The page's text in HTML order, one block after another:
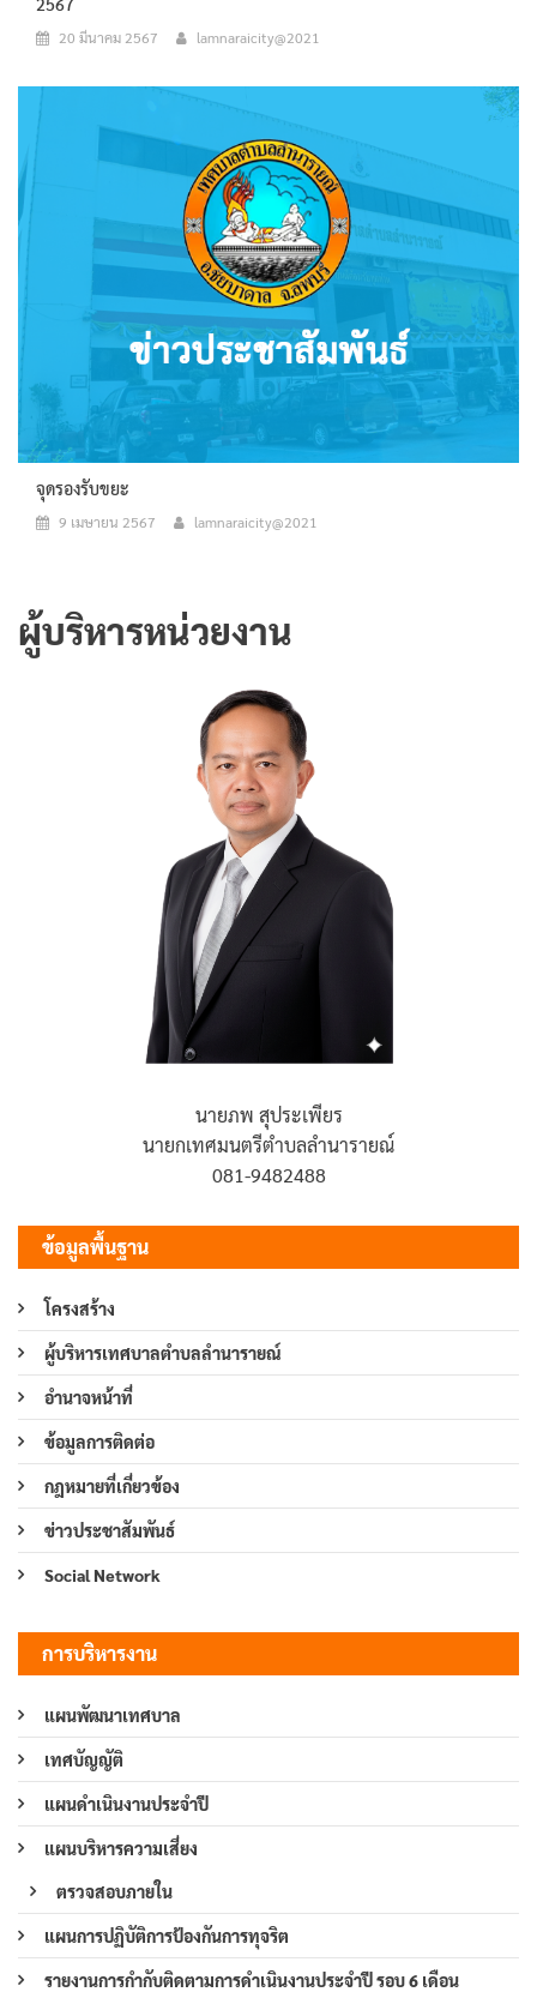
20 มีนาคม 2567 lamnaraicity@2021
จุดรองรับขยะ
9 เมษายน 2567 lamnaraicity@2021
ผู้บริหารหน่วยงาน
นายภพ สุประเพียร
นายกเทศมนตรีตำบลลำนารายณ์
081-9482488
ข้อมูลพื้นฐาน
โครงสร้าง
ผู้บริหารเทศบาลตำบลลำนารายณ์
อำนาจหน้าที่
ข้อมูลการติดต่อ
กฎหมายที่เกี่ยวข้อง
ข่าวประชาสัมพันธ์
Social Network
การบริหารงาน
แผนพัฒนาเทศบาล
เทศบัญญัติ
แผนดำเนินงานประจำปี
แผนบริหารความเสี่ยง
ตรวจสอบภายใน
แผนการปฏิบัติการป้องกันการทุจริต
รายงานการกำกับติดตามการดำเนินงานประจำปี รอบ 6 เดือน